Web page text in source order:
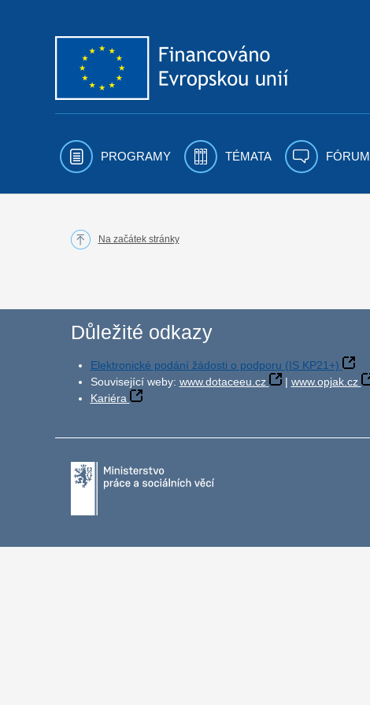
PROGRAMY TÉMATA FÓRUM
Na začátek stránky
Důležité odkazy
Elektronické podání žádosti o podporu (IS KP21+)
Související weby: www.dotaceeu.cz | www.opjak.cz
Kariéra